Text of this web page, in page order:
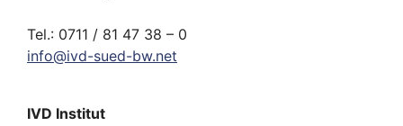
Tel.: 0711 / 81 47 38 – 0
info@ivd-sued-bw.net
IVD Institut